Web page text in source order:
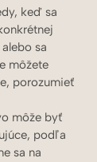
keď sa
sa
môžete
porozumieť
môže byť
podľa
sa na